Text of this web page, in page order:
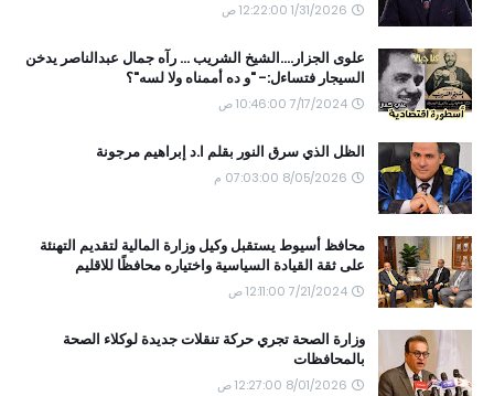
1/31/2026 12:22:00 ص
علوى الجزار....الشيخ الشريب ... رآه جمال عبدالناصر يدخن
السيجار فتساءل:- "و ده أممناه ولا لسه"؟
7/17/2024 10:46:00 ص
الظل الذي سرق النور بقلم ا.د إبراهيم مرجونة
8/05/2026 07:03:00 م
محافظ أسيوط يستقبل وكيل وزارة المالية لتقديم التهنئة
على ثقة القيادة السياسية واختياره محافظًا للاقليم
7/21/2024 12:11:00 ص
وزارة الصحة تجري حركة تنقلات جديدة لوكلاء الصحة
بالمحافظات
8/01/2026 12:27:00 ص